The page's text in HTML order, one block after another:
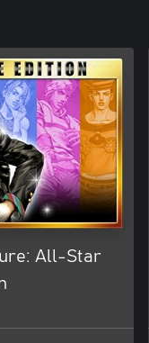
R captures the
with powerful
move the
the manga where
arcs
Jolyne Cujoh, and other
With 50
story, and see
and Gallery Mode. The
from the
also offers special
mode.
All-Star